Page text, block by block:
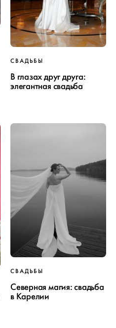
СВАДЬБЫ
В глазах друг друга:
элегантная свадьба
СВАДЬБЫ
Северная магия: свадьба
в Карелии